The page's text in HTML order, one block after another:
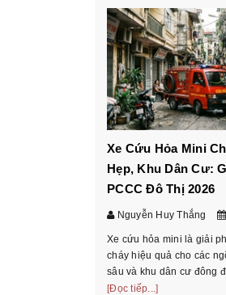
Xe Cứu Hỏa Mini
Hẹp, Khu Dân Cư:
PCCC Đô Thị 2026
Nguyễn Huy Thắng
Xe cứu hỏa mini là giải
cháy hiệu quả cho các
sâu và khu dân cư đông
hỏa truyền thống không
[Đọc tiếp...]